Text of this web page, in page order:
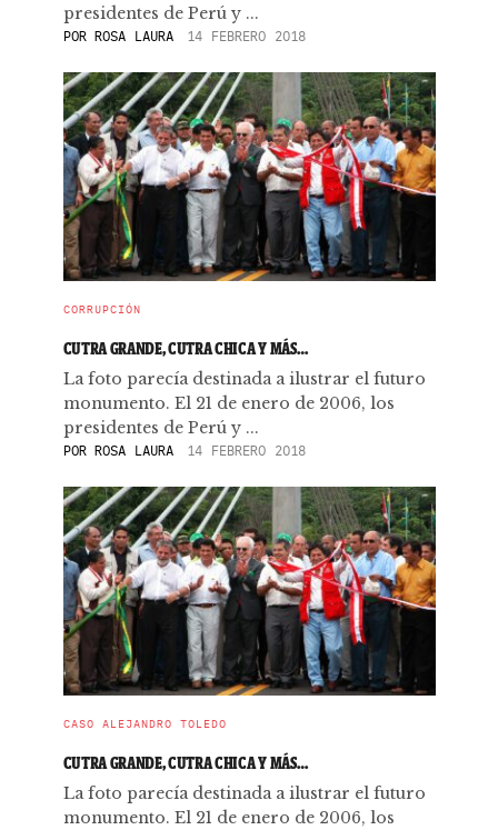
presidentes de Perú y ...
PORROSA LAURA 14 FEBRERO 2018
CORRUPCIÓN
CUTRA GRANDE, CUTRA CHICA Y MÁS…
La foto parecía destinada a ilustrar el futuro
monumento. El 21 de enero de 2006, los
presidentes de Perú y ...
PORROSA LAURA 14 FEBRERO 2018
CASO ALEJANDRO TOLEDO
CUTRA GRANDE, CUTRA CHICA Y MÁS…
La foto parecía destinada a ilustrar el futuro
monumento. El 21 de enero de 2006, los